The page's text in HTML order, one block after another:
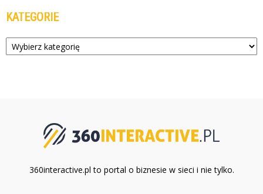
KATEGORIE
Kategorie
360interactive.pl to portal o biznesie w sieci i nie tylko.